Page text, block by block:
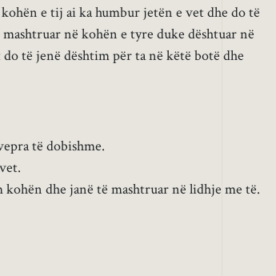
e tij ai ka humbur jetën e vet dhe do të
në kohën e tyre duke dështuar në
të jenë dështim për ta në këtë botë dhe
të dobishme.
dhe janë të mashtruar në lidhje me të.